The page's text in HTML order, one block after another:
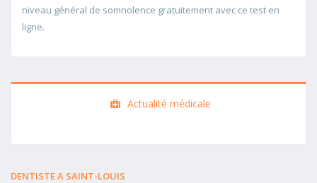
niveau général de somnolence gratuitement avec ce test en
ligne.
Actualité médicale
DENTISTE A SAINT-LOUIS